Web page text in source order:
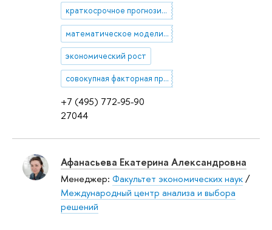
+7 (495) 772-95-90
27044
краткосрочное прогнозирование
математическое моделирование и прогнозирование
экономический рост
совокупная факторная производительность
Афанасьева Екатерина Александровна
Менеджер: Факультет экономических наук/
Международный центр анализа и выбора
решений